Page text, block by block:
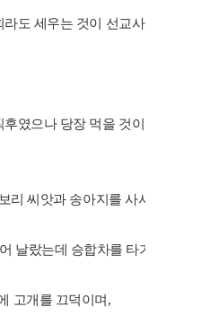
라도 세우는 것이 선교사로서의
후였으나 당장 먹을 것이
보리 씨앗과 송아지를 사서
날랐는데 승합차를 타기
고개를 끄덕이며,